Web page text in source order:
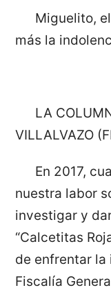
Miguelito, el
más la
LA
VILLALVAZO
En 2017,
nuestra labor
investigar y
“Calcetitas
de enfrentar la
Fiscalía